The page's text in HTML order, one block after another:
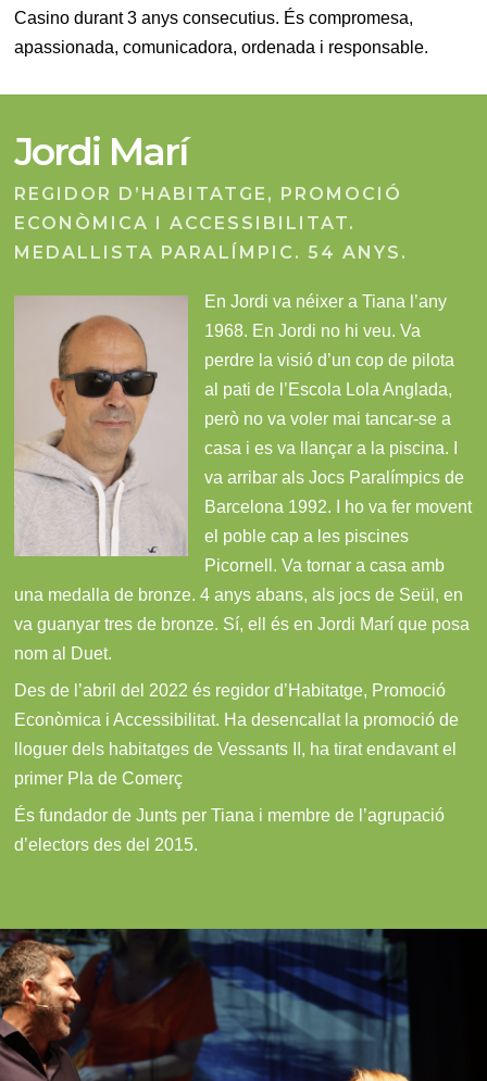
Casino durant 3 anys consecutius. És compromesa,
apassionada, comunicadora, ordenada i responsable.
Jordi Marí
REGIDOR D’HABITATGE, PROMOCIÓ
ECONÒMICA I ACCESSIBILITAT.
MEDALLISTA PARALÍMPIC. 54 ANYS.
En Jordi va néixer a Tiana l’any
1968. En Jordi no hi veu. Va
perdre la visió d’un cop de pilota
al pati de l’Escola Lola Anglada,
però no va voler mai tancar-se a
casa i es va llançar a la piscina. I
va arribar als Jocs Paralímpics de
Barcelona 1992. I ho va fer movent
el poble cap a les piscines
Picornell. Va tornar a casa amb
una medalla de bronze. 4 anys abans, als jocs de Seül, en
va guanyar tres de bronze. Sí, ell és en Jordi Marí que posa
nom al Duet.
Des de l’abril del 2022 és regidor d’Habitatge, Promoció
Econòmica i Accessibilitat. Ha desencallat la promoció de
lloguer dels habitatges de Vessants II, ha tirat endavant el
primer Pla de Comerç
És fundador de Junts per Tiana i membre de l’agrupació
d’electors des del 2015.